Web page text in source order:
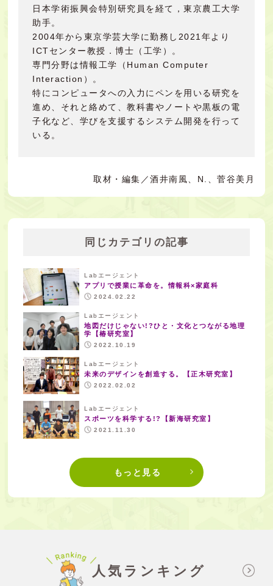
日本学術振興会特別研究員を経て，東京農工大学
助手。
2004年から東京学芸大学に勤務し2021年より
ICTセンター教授．博士（工学）。
専門分野は情報工学（Human Computer
Interaction）。
特にコンピュータへの入力にペンを用いる研究を
進め、それと絡めて、教科書やノートや黒板の電
子化など、学びを支援するシステム開発を行って
いる。
取材・編集／酒井南風、N.、菅谷美月
同じカテゴリの記事
Labエージェント
アプリで授業に革命を。情報科×家庭科
2024.02.22
Labエージェント
地図だけじゃない!?ひと・文化とつながる地理
学【椿研究室】
2022.10.19
Labエージェント
未来のデザインを創造する。【正木研究室】
2022.02.02
Labエージェント
スポーツを科学する!?【新海研究室】
2021.11.30
もっと見る
人気ランキング